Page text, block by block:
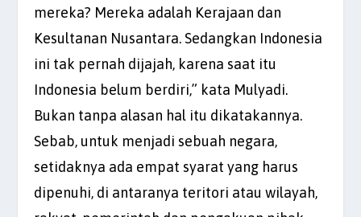
mereka? Mereka adalah Kerajaan dan
Kesultanan Nusantara. Sedangkan Indonesia
ini tak pernah dijajah, karena saat itu
Indonesia belum berdiri,” kata Mulyadi.
Bukan tanpa alasan hal itu dikatakannya.
Sebab, untuk menjadi sebuah negara,
setidaknya ada empat syarat yang harus
dipenuhi, di antaranya teritori atau wilayah,